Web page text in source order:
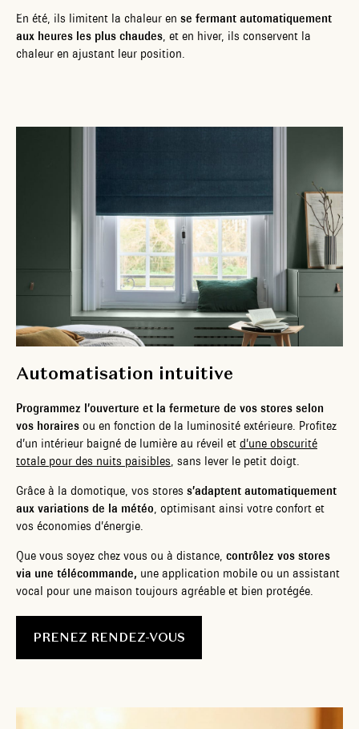
En été, ils limitent la chaleur en se fermant automatiquement
aux heures les plus chaudes, et en hiver, ils conservent la
chaleur en ajustant leur position.
Automatisation intuitive
Programmez l’ouverture et la fermeture de vos stores selon
vos horaires ou en fonction de la luminosité extérieure. Profitez
d’un intérieur baigné de lumière au réveil et d’une obscurité
totale pour des nuits paisibles , sans lever le petit doigt.
Grâce à la domotique, vos stores s’adaptent automatiquement
aux variations de la météo , optimisant ainsi votre confort et
vos économies d’énergie.
Que vous soyez chez vous ou à distance, contrôlez vos stores
via une télécommande, une application mobile ou un assistant
vocal pour une maison toujours agréable et bien protégée.
PRENEZ RENDEZ-VOUS